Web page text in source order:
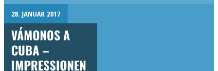
28. JANUAR 2017
VÁMONOS A
CUBA –
IMPRESSIONEN